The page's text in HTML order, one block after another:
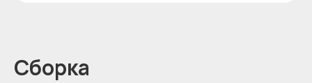
Сборка